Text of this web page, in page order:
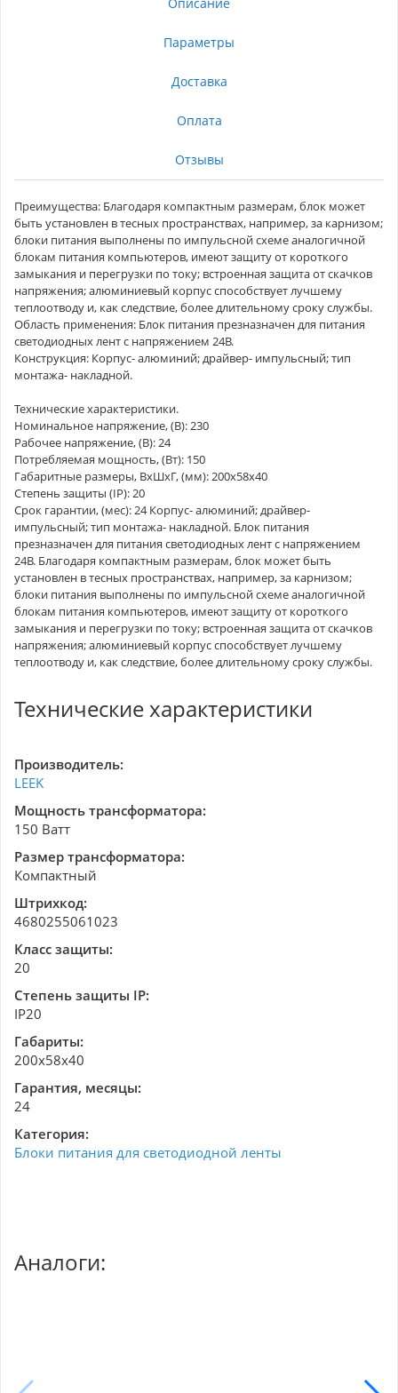
Параметры
Доставка
Оплата
Отзывы
Преимущества: Благодаря компактным размерам, блок может
быть установлен в тесных пространствах, например, за карнизом;
блоки питания выполнены по импульсной схеме аналогичной
блокам питания компьютеров, имеют защиту от короткого
замыкания и перегрузки по току; встроенная защита от скачков
напряжения; алюминиевый корпус способствует лучшему
теплоотводу и, как следствие, более длительному сроку службы.
Область применения: Блок питания презназначен для питания
светодиодных лент с напряжением 24В.
Конструкция: Корпус- алюминий; драйвер- импульсный; тип
монтажа- накладной.
Технические характеристики.
Номинальное напряжение, (В): 230
Рабочее напряжение, (В): 24
Потребляемая мощность, (Вт): 150
Габаритные размеры, ВхШхГ, (мм): 200х58х40
Степень защиты (IP): 20
Срок гарантии, (мес): 24 Корпус- алюминий; драйвер-
импульсный; тип монтажа- накладной. Блок питания
презназначен для питания светодиодных лент с напряжением
24В. Благодаря компактным размерам, блок может быть
установлен в тесных пространствах, например, за карнизом;
блоки питания выполнены по импульсной схеме аналогичной
блокам питания компьютеров, имеют защиту от короткого
замыкания и перегрузки по току; встроенная защита от скачков
напряжения; алюминиевый корпус способствует лучшему
теплоотводу и, как следствие, более длительному сроку службы.
Технические характеристики
Производитель:
LEEK
Мощность трансформатора:
150 Ватт
Размер трансформатора:
Компактный
Штрихкод:
4680255061023
Класс защиты:
20
Степень защиты IP:
IP20
Габариты:
200х58х40
Гарантия, месяцы:
24
Категория:
Блоки питания для светодиодной ленты
Аналоги: